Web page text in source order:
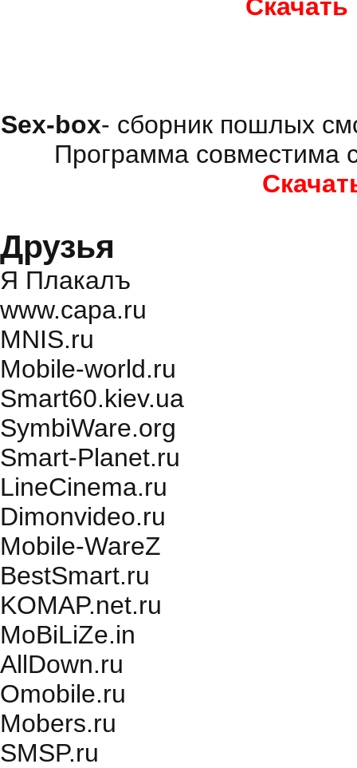
Sex-box- сборник пошлых
Программа совместима
Друзья
Я Плакалъ
www.capa.ru
MNIS.ru
Mobile-world.ru
Smart60.kiev.ua
SymbiWare.org
Smart-Planet.ru
LineCinema.ru
Dimonvideo.ru
Mobile-WareZ
BestSmart.ru
KOMAP.net.ru
MoBiLiZe.in
AllDown.ru
Оmobile.ru
Mobers.ru
SMSP.ru